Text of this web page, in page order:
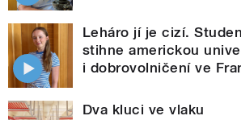
Leháro jí je cizí.
stihne americkou
i dobrovolničení ve
Dva kluci ve vlaku